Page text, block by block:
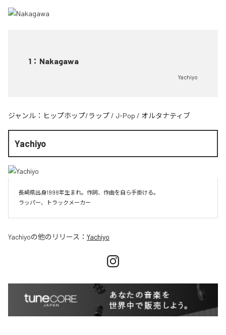
1 ： Nakagawa
Yachiyo
ジャンル： ヒップホップ/ラップ / J-Pop / オルタナティブ
Yachiyo
長崎県出身1998年生まれ。作詞、作曲を自ら手掛ける。
Yachiyoの他のリリース： Yachiyo